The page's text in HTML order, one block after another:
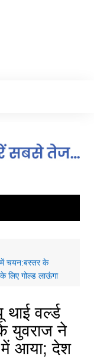
में चयन:बस्तर के
गोल्ड लाऊंगा
वर्ल्ड
युवराज ने
आया; देश